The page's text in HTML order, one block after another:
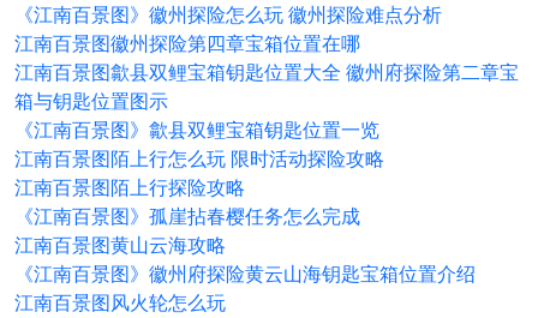
《江南百景图》徽州探险怎么玩 徽州探险难点分析
江南百景图徽州探险第四章宝箱位置在哪
江南百景图歙县双鲤宝箱钥匙位置大全 徽州府探险第二章宝
箱与钥匙位置图示
《江南百景图》歙县双鲤宝箱钥匙位置一览
江南百景图陌上行怎么玩 限时活动探险攻略
江南百景图陌上行探险攻略
《江南百景图》孤崖拈春樱任务怎么完成
江南百景图黄山云海攻略
《江南百景图》徽州府探险黄云山海钥匙宝箱位置介绍
江南百景图风火轮怎么玩